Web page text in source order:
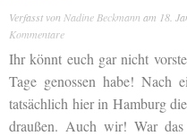
Verfasst von Nadine Beckmann am 18.
Kommentare
Ihr könnt euch gar nicht
Tage genossen habe! Nach
tatsächlich hier in Hamburg
draußen. Auch wir! War